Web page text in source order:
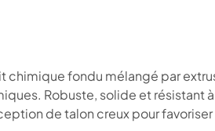
chimique fondu mélangé par
Robuste, solide et résistant
de talon creux pour